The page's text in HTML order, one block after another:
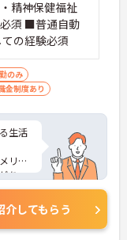
精神保健福祉
須 ■普通自動
の経験必須
のみ
金制度あり
生活
リハ
あ
す。
ら
さ
介してもらう